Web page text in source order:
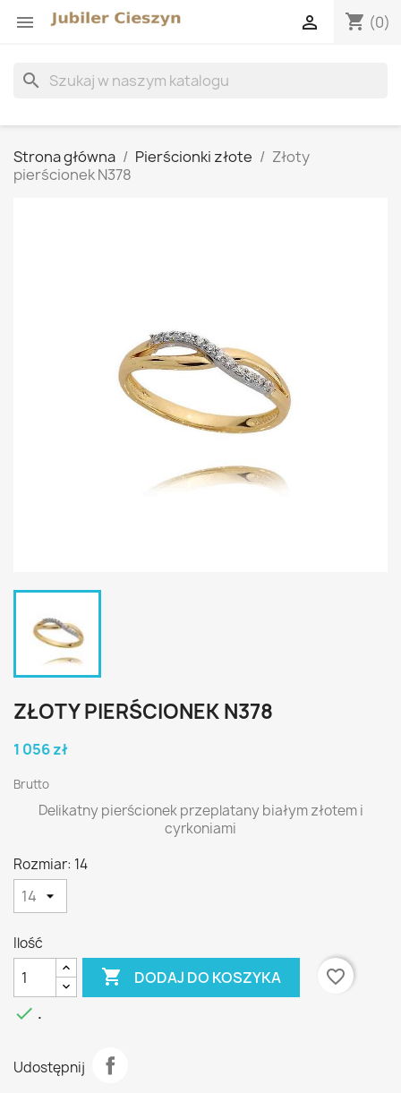
 shopping_cart (0)

search
Strona główna Pierścionki złote
Złoty
pierścionek N378
ZŁOTY PIERŚCIONEK N378
1 056 zł
Brutto
Delikatny pierścionek przeplatany białym złotem i
cyrkoniami
Rozmiar: 14
Ilość
 DODAJ DO KOSZYKA
favorite_border
 .
Udostępnij